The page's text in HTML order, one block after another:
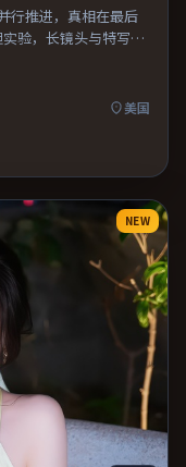
行推进，真相在最后
验，长镜头与特写交
细品台词与构图。
美国
NEW